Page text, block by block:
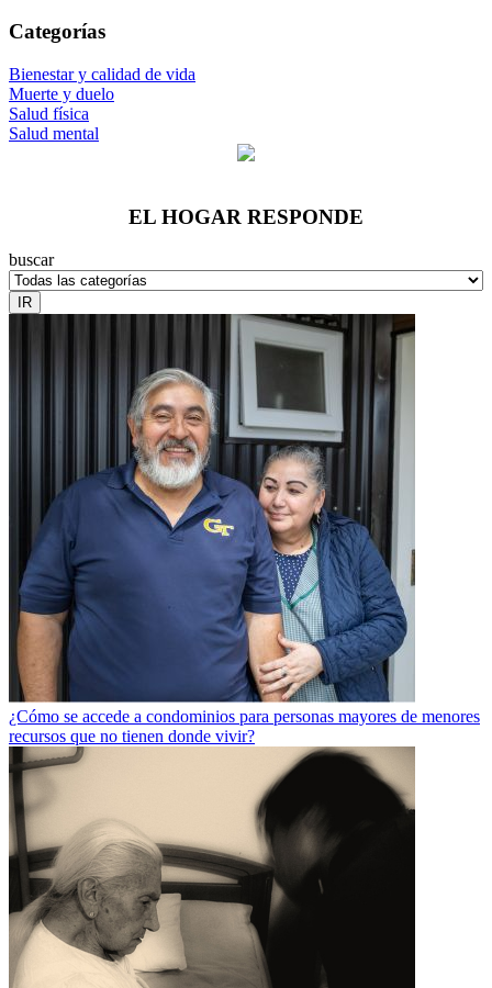
Categorías
Bienestar y calidad de vida
Muerte y duelo
Salud física
Salud mental
EL HOGAR RESPONDE
buscar
IR
¿Cómo se accede a condominios para personas mayores de menores
recursos que no tienen donde vivir?